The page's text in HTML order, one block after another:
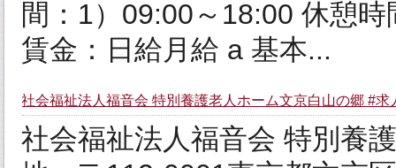
間：1）09:00～18:00 休憩
賃金：日給月給 a 基本...
社会福祉法人福音会 特別養護老人ホーム文京白山の郷 #求
社会福祉法人福音会 特別養